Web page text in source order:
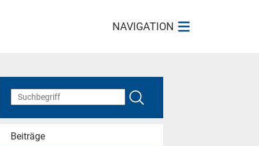
NAVIGATION
Beiträge